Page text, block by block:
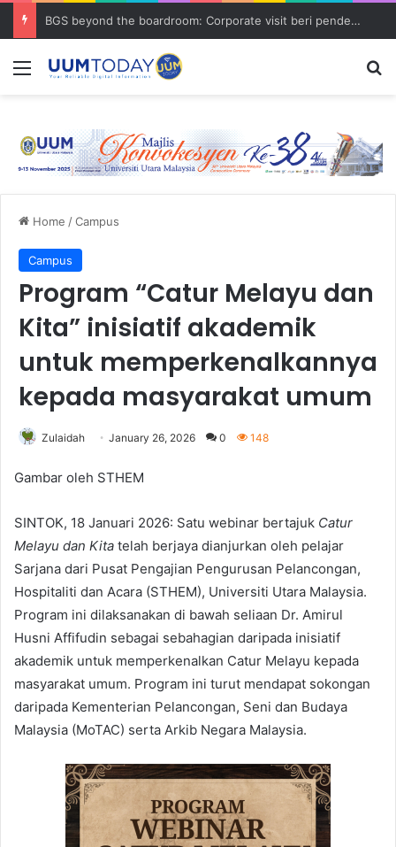
BGS beyond the boardroom: Corporate visit beri pendedahan dunia korporat kepada PELAJAR UUM
Menu
Home /Campus
Campus
Program “Catur Melayu dan
Kita” inisiatif akademik
untuk memperkenalkannya
kepada masyarakat umum
Zulaidah January 26, 2026 0 148
Gambar oleh STHEM
SINTOK, 18 Januari 2026: Satu webinar bertajuk Catur
Melayu dan Kita telah berjaya dianjurkan oleh pelajar
Sarjana dari Pusat Pengajian Pengurusan Pelancongan,
Hospitaliti dan Acara (STHEM), Universiti Utara Malaysia.
Program ini dilaksanakan di bawah seliaan Dr. Amirul
Husni Affifudin sebagai sebahagian daripada inisiatif
akademik untuk memperkenalkan Catur Melayu kepada
masyarakat umum. Program ini turut mendapat sokongan
daripada Kementerian Pelancongan, Seni dan Budaya
Malaysia (MoTAC) serta Arkib Negara Malaysia.